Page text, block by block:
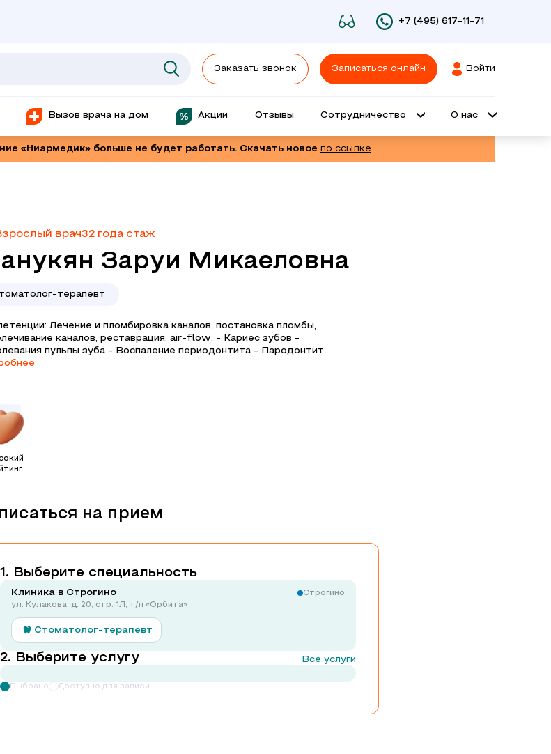
+7 (495) 617-11-71
Заказать звонок Записаться онлайн Войти
Вызов врача на дом Акции Отзывы Сотрудничество О нас
«Ниармедик» больше не будет работать. Скачать новое по ссылке
врач32 года стаж
Заруи Микаеловна
терапевт
Лечение и пломбировка каналов, постановка пломбы,
каналов, реставрация, air-flow. - Кариес зубов -
пульпы зуба - Воспаление периодонтита - Пародонтит
на прием
Выберите специальность
Клиника в Строгино
Строгино
ул. Кулакова, д. 20, стр. 1Л, т/п «Орбита»
Стоматолог-терапевт
Выберите услугу Все услуги
Выбрано Доступно для записи